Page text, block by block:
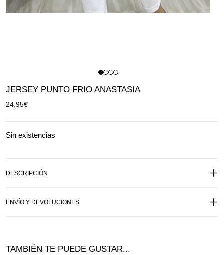
JERSEY PUNTO FRIO ANASTASIA
24,95€
Sin existencias
DESCRIPCIÓN
ENVÍO Y DEVOLUCIONES
TAMBIÉN TE PUEDE GUSTAR...